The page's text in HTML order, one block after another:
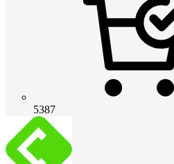
5387